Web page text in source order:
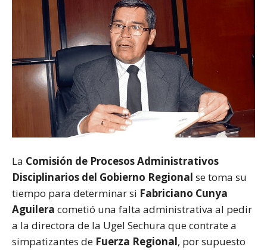
La Comisión de Procesos Administrativos
Disciplinarios del Gobierno Regional se toma su
tiempo para determinar si Fabriciano Cunya
Aguilera cometió una falta administrativa al pedir
a la directora de la Ugel Sechura que contrate a
simpatizantes de Fuerza Regional, por supuesto